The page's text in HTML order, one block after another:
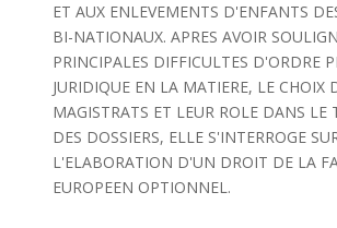
ET AUX ENLEVEMENTS D'ENFANTS
BI-NATIONAUX. APRES AVOIR
PRINCIPALES DIFFICULTES D'ORDRE
JURIDIQUE EN LA MATIERE, LE CHOIX
MAGISTRATS ET LEUR ROLE DANS LE
DES DOSSIERS, ELLE S'INTERROGE
L'ELABORATION D'UN DROIT DE LA
EUROPEEN OPTIONNEL.